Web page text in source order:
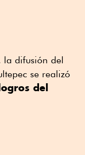
la difusión del
se realizó
del